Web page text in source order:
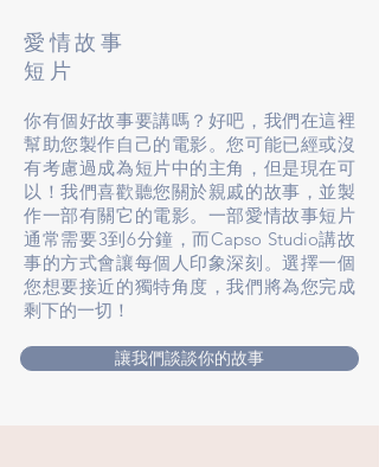
愛情故事
短片
你有個好故事要講嗎？好吧，我們在這裡
幫助您製作自己的電影。您可能已經或沒
有考慮過成為短片中的主角，但是現在可
以！我們喜歡聽您關於親戚的故事，並製
作一部有關它的電影。一部愛情故事短片
通常需要3到6分鐘，而Capso Studio講故
事的方式會讓每個人印象深刻。選擇一個
您想要接近的獨特角度，我們將為您完成
剩下的一切！
讓我們談談你的故事